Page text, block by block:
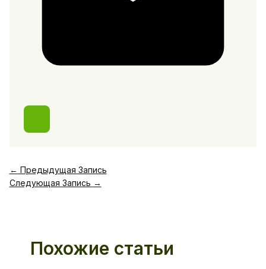
← Предыдущая Запись
Следующая Запись →
Похожие статьи